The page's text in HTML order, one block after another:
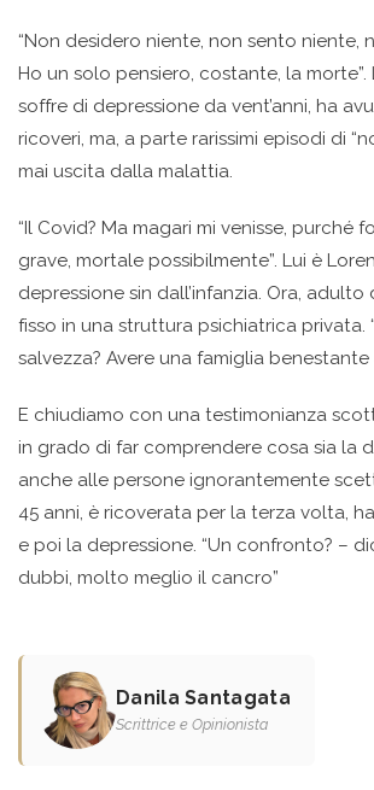
“Non desidero niente, non sento niente,
Ho un solo pensiero, costante, la morte”.
soffre di depressione da vent’anni, ha
ricoveri, ma, a parte rarissimi episodi di
mai uscita dalla malattia.
“Il Covid? Ma magari mi venisse, purché
grave, mortale possibilmente”. Lui è
depressione sin dall’infanzia. Ora, adulto
fisso in una struttura psichiatrica privata.
salvezza? Avere una famiglia benestante
E chiudiamo con una testimonianza
in grado di far comprendere cosa sia la
anche alle persone ignorantemente
45 anni, è ricoverata per la terza volta,
e poi la depressione. “Un confronto? –
dubbi, molto meglio il cancro”
Danila Santagata
Scrittrice e Opinionista